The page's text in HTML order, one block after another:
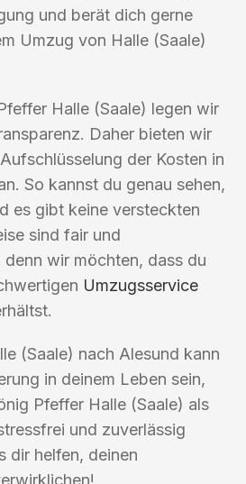
und berät dich gerne
Umzug von Halle (Saale)
Halle (Saale) legen wir
Daher bieten wir
der Kosten in
So kannst du genau sehen,
es gibt keine versteckten
sind fair und
wir möchten, dass du
Umzugsservice
(Saale) nach Alesund kann
in deinem Leben sein,
Pfeffer Halle (Saale) als
und zuverlässig
dir helfen, deinen